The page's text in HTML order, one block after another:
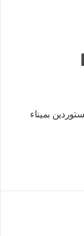
بميناء